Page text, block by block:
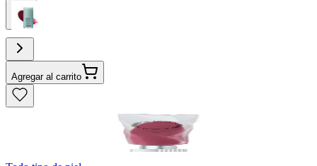
Agregar al carrito